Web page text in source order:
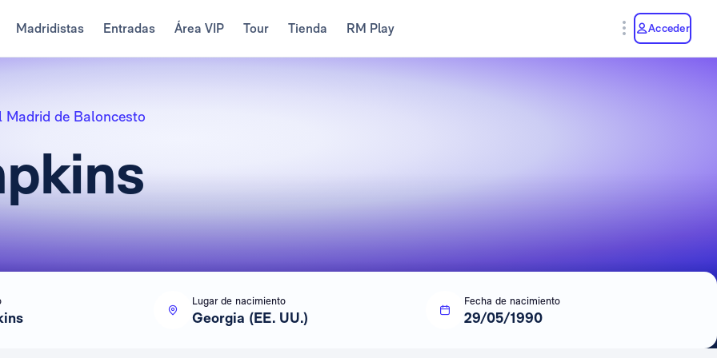
Madridistas Entradas Área VIP Tour Tienda RM Play Acceder
Madrid de Baloncesto
Lugar de nacimiento
Georgia (EE. UU.)
Fecha de nacimiento
29/05/1990